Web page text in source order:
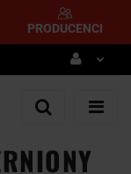
PRODUCENCI
Zaloguj się
Dodaj zgłoszenie